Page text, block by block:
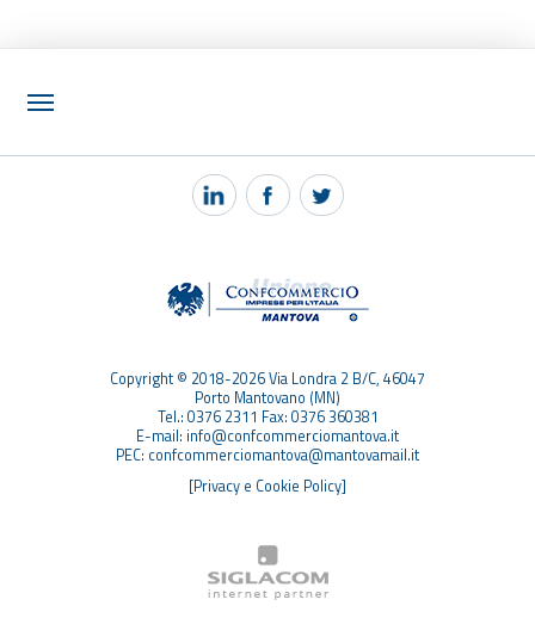
NOTIZIE
PEC MANTOVA MAIL
Copyright © 2018-2026 Via Londra 2 B/C, 46047
Porto Mantovano (MN)
Tel.: 0376 2311 Fax: 0376 360381
E-mail: info@confcommerciomantova.it
PEC: confcommerciomantova@mantovamail.it
[Privacy e Cookie Policy]